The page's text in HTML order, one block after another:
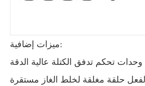
ميزات إضافية:
حلقة مغلقة لخلط الغاز مستقرة